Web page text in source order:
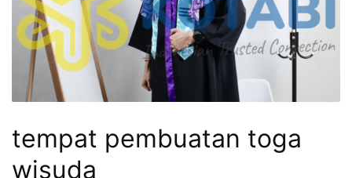
tempat pembuatan toga
wisuda